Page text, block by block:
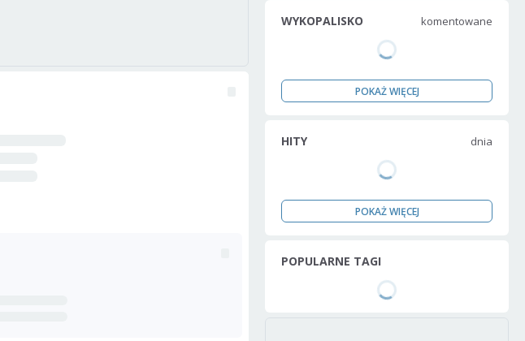
WYKOPALISKO komentowane
POKAŻ WIĘCEJ
HITY dnia
POKAŻ WIĘCEJ
POPULARNE TAGI